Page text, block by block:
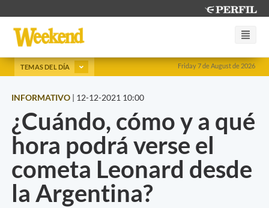
Friday 7 de August de 2026
TEMAS DEL DÍA
INFORMATIVO | 12-12-2021 10:00
¿Cuándo, cómo y a qué
hora podrá verse el
cometa Leonard desde
la Argentina?